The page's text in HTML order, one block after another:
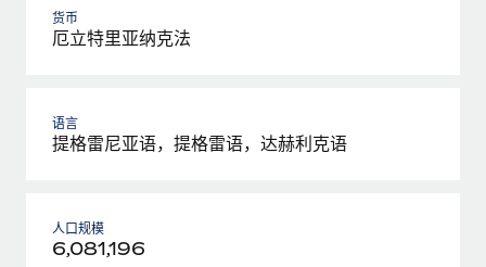
货币
厄立特里亚纳克法
语言
提格雷尼亚语，提格雷语，达赫利克语
人口规模
6,081,196